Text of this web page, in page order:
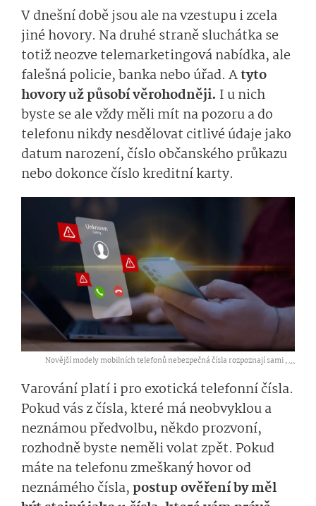
V dnešní době jsou ale na vzestupu i zcela
jiné hovory. Na druhé straně sluchátka se
totiž neozve telemarketingová nabídka, ale
falešná policie, banka nebo úřad. Atyto
hovory už působí věrohodněji. I u nich
byste se ale vždy měli mít na pozoru a do
telefonu nikdy nesdělovat citlivé údaje jako
datum narození, číslo občanského průkazu
nebo dokonce číslo kreditní karty.
Novější modely mobilních telefonů nebezpečná čísla rozpoznají sami ,...
Varování platí i pro exotická telefonní čísla.
Pokud vás z čísla, které má neobvyklou a
neznámou předvolbu, někdo prozvoní,
rozhodně byste neměli volat zpět. Pokud
máte na telefonu zmeškaný hovor od
neznámého čísla, postup ověření by měl